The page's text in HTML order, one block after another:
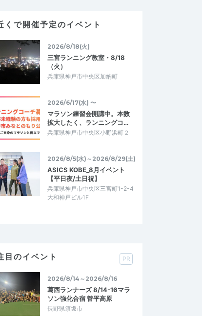
くで開催予定のイベント
2026/8/18(火)
三宮ランニング教室・8/18
（火）
兵庫県神戸市中央区加納町
2026/6/17(水) 〜
マラソン練習会開講中。本数
拡大したく、ランニングコ…
兵庫県神戸市中央区小野浜町２
2026/8/5(水)～2026/8/29(土)
ASICS KOBE_8月イベント
【平日夜/土日祝】
兵庫県神戸市中央区三宮町1-2-4
大和神戸ビル1F
目のイベント PR
2026/8/14～2026/8/16
葛西ランナーズ 8/14-16マラ
ソン強化合宿 菅平高原
長野県須坂市